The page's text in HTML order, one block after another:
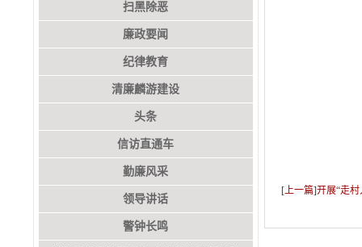
扫黑除恶
廉政要闻
纪律教育
清廉麟游建设
头条
信访直通车
勤廉风采
领导讲话
警钟长鸣
[上一篇]开展“走